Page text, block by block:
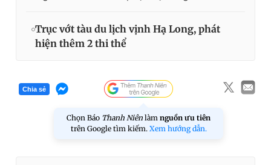
Trục vớt tàu du lịch vịnh Hạ Long, phát
hiện thêm 2 thi thể
Chia sẻ
Chọn Báo Thanh Niên làm nguồn ưu tiên
trên Google tìm kiếm. Xem hướng dẫn.